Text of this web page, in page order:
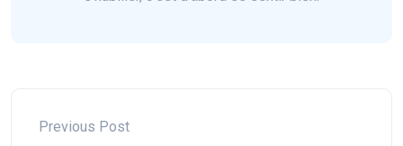
Previous Post